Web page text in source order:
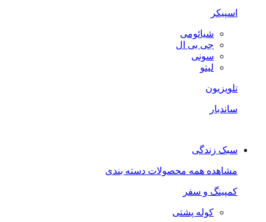
اسپیکر
شیائومی
جی بی ال
سونی
لیتو
تلویزیون
ساندبار
سبک زندگی
مشاهده همه محصولات دسته بندی
کمپینگ و سفر
کوله پشتی